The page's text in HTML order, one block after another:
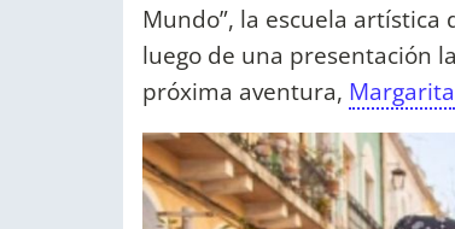
Mundo”, la escuela
luego de una presentación
próxima aventura, Margarita